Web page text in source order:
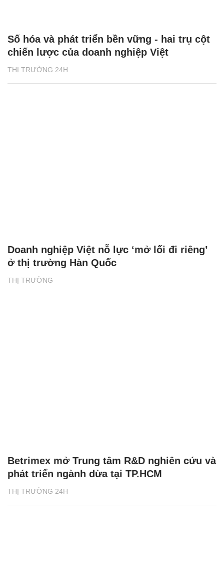
THỊ TRƯỜNG 24H
Số hóa và phát triển bền vững - hai trụ cột
chiến lược của doanh nghiệp Việt
THỊ TRƯỜNG
Doanh nghiệp Việt nỗ lực ‘mở lối đi riêng’
ở thị trường Hàn Quốc
THỊ TRƯỜNG 24H
Betrimex mở Trung tâm R&D nghiên cứu và
phát triển ngành dừa tại TP.HCM